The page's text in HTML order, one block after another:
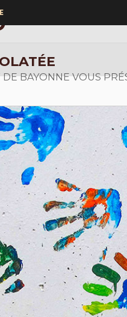
BAYONNE VOUS